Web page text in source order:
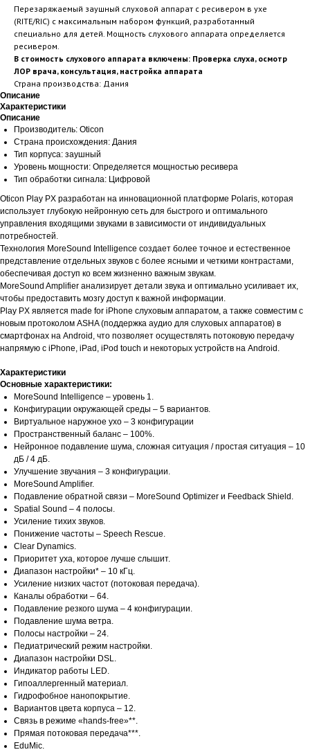
Перезаряжаемый заушный слуховой аппарат с ресивером в ухе
(RITE/RIC) с максимальным набором функций, разработанный
специально для детей. Мощность слухового аппарата определяется
ресивером.
В стоимость слухового аппарата включены: Проверка слуха, осмотр
ЛОР врача, консультация, настройка аппарата
Страна производства: Дания
Описание
Характеристики
Описание
Производитель: Oticon
Страна происхождения: Дания
Тип корпуса: заушный
Уровень мощности: Определяется мощностью ресивера
Тип обработки сигнала: Цифровой
Oticon Play PX разработан на инновационной платформе Polaris, которая
использует глубокую нейронную сеть для быстрого и оптимального
управления входящими звуками в зависимости от индивидуальных
потребностей.
Технология MoreSound Intelligence создает более точное и естественное
представление отдельных звуков с более ясными и четкими контрастами,
обеспечивая доступ ко всем жизненно важным звукам.
MoreSound Amplifier анализирует детали звука и оптимально усиливает их,
чтобы предоставить мозгу доступ к важной информации.
Play PX является made for iPhone слуховым аппаратом, а также совместим с
новым протоколом ASHA (поддержка аудио для слуховых аппаратов) в
смартфонах на Android, что позволяет осуществлять потоковую передачу
напрямую с iPhone, iPad, iPod touch и некоторых устройств на Android.
Характеристики
Основные характеристики:
MoreSound Intelligence – уровень 1.
Конфигурации окружающей среды – 5 вариантов.
Виртуальное наружное ухо – 3 конфигурации
Пространственный баланс – 100%.
Нейронное подавление шума, сложная ситуация / простая ситуация – 10
дБ / 4 дБ.
Улучшение звучания – 3 конфигурации.
MoreSound Amplifier.
Подавление обратной связи – MoreSound Optimizer и Feedback Shield.
Spatial Sound – 4 полосы.
Усиление тихих звуков.
Понижение частоты – Speech Rescue.
Clear Dynamics.
Приоритет уха, которое лучше слышит.
Диапазон настройки* – 10 кГц.
Усиление низких частот (потоковая передача).
Каналы обработки – 64.
Подавление резкого шума – 4 конфигурации.
Подавление шума ветра.
Полосы настройки – 24.
Педиатрический режим настройки.
Диапазон настройки DSL.
Индикатор работы LED.
Гипоаллергенный материал.
Гидрофобное нанопокрытие.
Вариантов цвета корпуса – 12.
Связь в режиме «hands-free»**.
Прямая потоковая передача***.
EduMic.